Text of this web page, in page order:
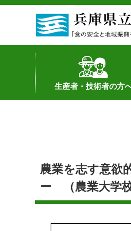
生産者・技術者の方
土地利用型作物
野菜
果樹・花き
加工・流通
経営･現地情報
環境病害虫
畜産
森林林業
水産
基幹種雄牛の紹介
農業を志す意欲
ー （農業大学校